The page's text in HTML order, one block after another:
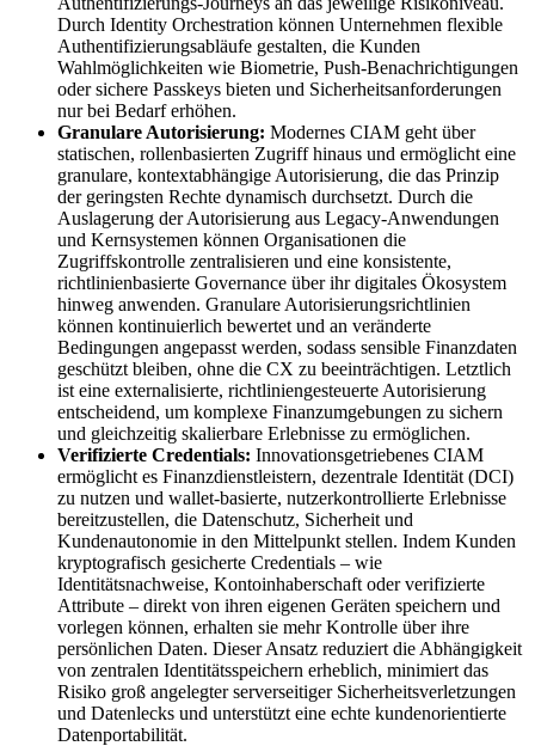
Durch Identity Orchestration können Unternehmen flexible
Authentifizierungsabläufe gestalten, die Kunden
Wahlmöglichkeiten wie Biometrie, Push-Benachrichtigungen
oder sichere Passkeys bieten und Sicherheitsanforderungen
nur bei Bedarf erhöhen.
Granulare Autorisierung: Modernes CIAM geht über
statischen, rollenbasierten Zugriff hinaus und ermöglicht eine
granulare, kontextabhängige Autorisierung, die das Prinzip
der geringsten Rechte dynamisch durchsetzt. Durch die
Auslagerung der Autorisierung aus Legacy-Anwendungen
und Kernsystemen können Organisationen die
Zugriffskontrolle zentralisieren und eine konsistente,
richtlinienbasierte Governance über ihr digitales Ökosystem
hinweg anwenden. Granulare Autorisierungsrichtlinien
können kontinuierlich bewertet und an veränderte
Bedingungen angepasst werden, sodass sensible Finanzdaten
geschützt bleiben, ohne die CX zu beeinträchtigen. Letztlich
ist eine externalisierte, richtliniengesteuerte Autorisierung
entscheidend, um komplexe Finanzumgebungen zu sichern
und gleichzeitig skalierbare Erlebnisse zu ermöglichen.
Verifizierte Credentials: Innovationsgetriebenes CIAM
ermöglicht es Finanzdienstleistern, dezentrale Identität (DCI)
zu nutzen und wallet-basierte, nutzerkontrollierte Erlebnisse
bereitzustellen, die Datenschutz, Sicherheit und
Kundenautonomie in den Mittelpunkt stellen. Indem Kunden
kryptografisch gesicherte Credentials – wie
Identitätsnachweise, Kontoinhaberschaft oder verifizierte
Attribute – direkt von ihren eigenen Geräten speichern und
vorlegen können, erhalten sie mehr Kontrolle über ihre
persönlichen Daten. Dieser Ansatz reduziert die Abhängigkeit
von zentralen Identitätsspeichern erheblich, minimiert das
Risiko groß angelegter serverseitiger Sicherheitsverletzungen
und Datenlecks und unterstützt eine echte kundenorientierte
Datenportabilität.